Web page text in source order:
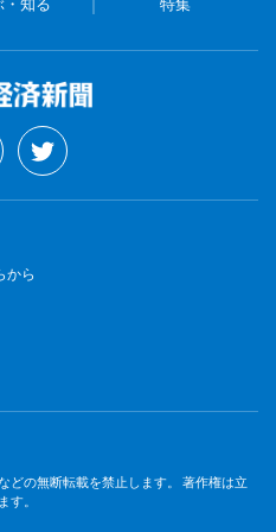
から
どの無断転載を禁止します。 著作権は立
す。